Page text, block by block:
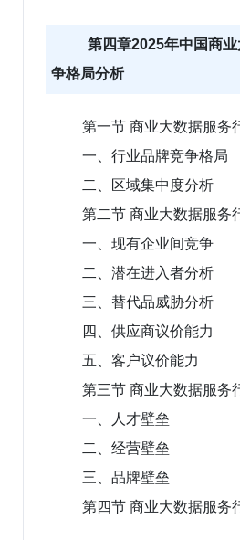
第四章2025年中国商
争格局分析
第一节 商业大数据服务
一、行业品牌竞争格局
二、区域集中度分析
第二节 商业大数据服务
一、现有企业间竞争
二、潜在进入者分析
三、替代品威胁分析
四、供应商议价能力
五、客户议价能力
第三节 商业大数据服务
一、人才壁垒
二、经营壁垒
三、品牌壁垒
第四节 商业大数据服务